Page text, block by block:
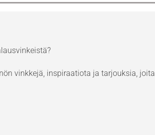
vinkkejä, inspiraatiota ja tarjouksia, joita